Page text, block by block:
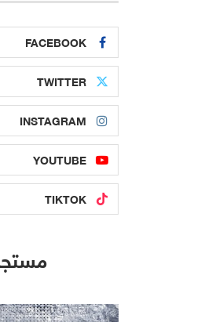
FACEBOOK
TWITTER
INSTAGRAM
YOUTUBE
TIKTOK